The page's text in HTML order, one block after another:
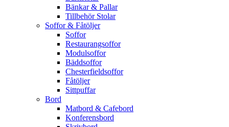
Bänkar & Pallar
Tillbehör Stolar
Soffor & Fåtöljer
Soffor
Restaurangsoffor
Modulsoffor
Bäddsoffor
Chesterfieldsoffor
Fåtöljer
Sittpuffar
Bord
Matbord & Cafebord
Konferensbord